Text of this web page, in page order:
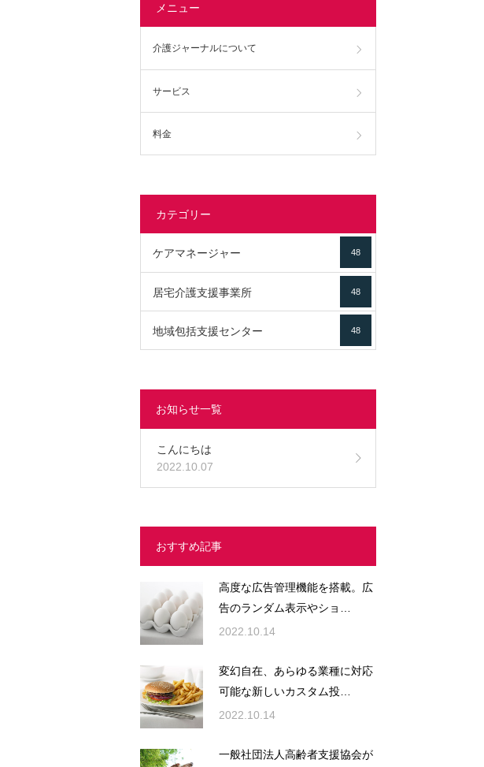
メニュー
介護ジャーナルについて
サービス
料金
カテゴリー
ケアマネージャー 48
居宅介護支援事業所 48
地域包括支援センター 48
お知らせ一覧
こんにちは
2022.10.07
おすすめ記事
高度な広告管理機能を搭載。広
告のランダム表示やショ…
2022.10.14
変幻自在、あらゆる業種に対応
可能な新しいカスタム投…
2022.10.14
一般社団法人高齢者支援協会が